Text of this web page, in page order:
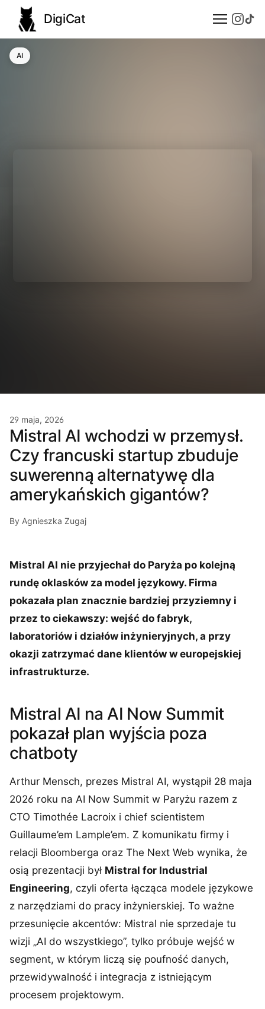
DigiCat
AI
AI
29 maja, 2026
Mistral AI wchodzi w przemysł.
Czy francuski startup zbuduje
suwerenną alternatywę dla
amerykańskich gigantów?
By Agnieszka Zugaj
Mistral AI nie przyjechał do Paryża po kolejną
rundę oklasków za model językowy. Firma
pokazała plan znacznie bardziej przyziemny i
przez to ciekawszy: wejść do fabryk,
laboratoriów i działów inżynieryjnych, a przy
okazji zatrzymać dane klientów w europejskiej
infrastrukturze.
Mistral AI na AI Now Summit
pokazał plan wyjścia poza
chatboty
Arthur Mensch, prezes Mistral AI, wystąpił 28 maja
2026 roku na AI Now Summit w Paryżu razem z
CTO Timothée Lacroix i chief scientistem
Guillaume’em Lample’em. Z komunikatu firmy i
relacji Bloomberga oraz The Next Web wynika, że
osią prezentacji był Mistral for Industrial
Engineering, czyli oferta łącząca modele językowe
z narzędziami do pracy inżynierskiej. To ważne
przesunięcie akcentów: Mistral nie sprzedaje tu
wizji „AI do wszystkiego”, tylko próbuje wejść w
segment, w którym liczą się poufność danych,
przewidywalność i integracja z istniejącym
procesem projektowym.